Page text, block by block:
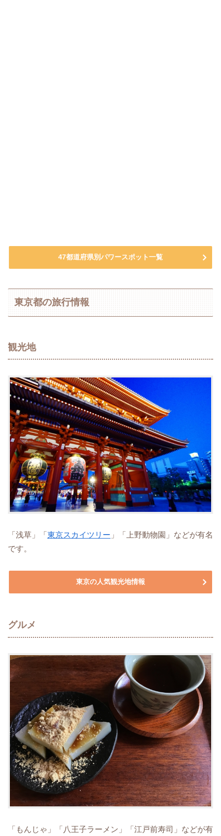
47都道府県別パワースポット一覧
東京都の旅行情報
観光地
「浅草」「 東京スカイツリー 」「上野動物園」などが有名
です。
東京の人気観光地情報
グルメ
「もんじゃ」「八王子ラーメン」「江戸前寿司」などが有